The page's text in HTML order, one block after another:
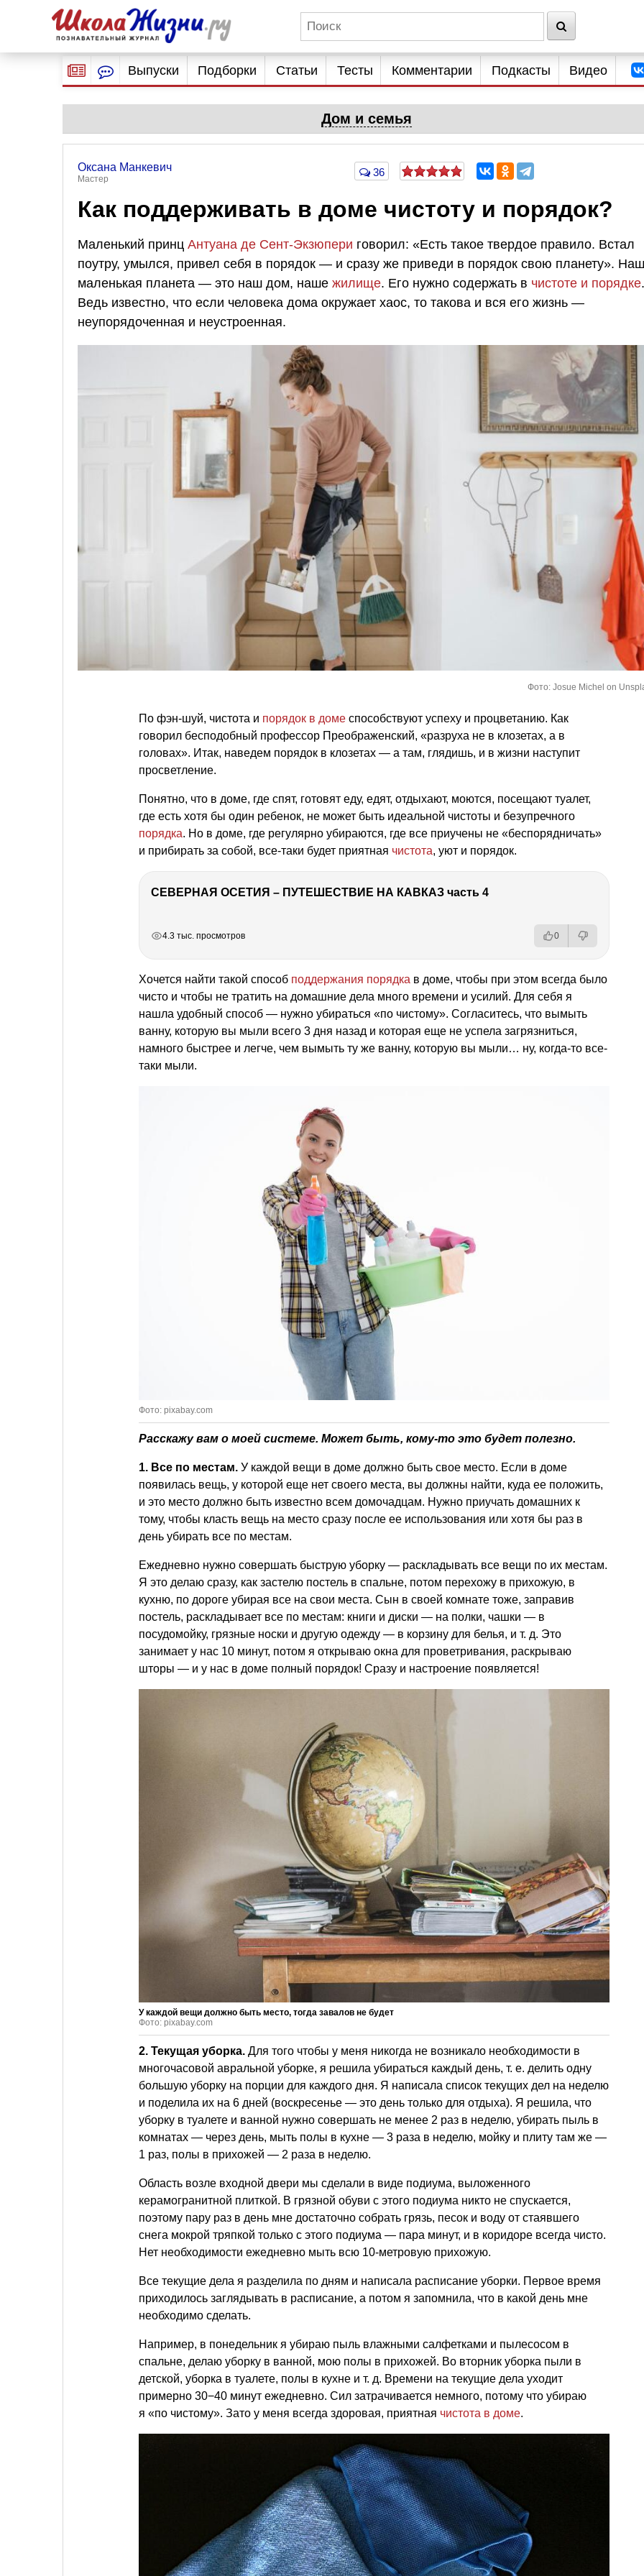
Выпуски Подборки Статьи Тесты Комментарии Подкасты Видео
Дом и семья
Оксана Манкевич
Мастер
36
Как поддерживать в доме чистоту и порядок?
Маленький принц Антуана де Сент-Экзюпери говорил: «Есть такое твердое правило. Встал
поутру, умылся, привел себя в порядок — и сразу же приведи в порядок свою планету».
маленькая планета — это наш дом, наше жилище. Его нужно содержать в чистоте и порядке.
Ведь известно, что если человека дома окружает хаос, то такова и вся его жизнь —
неупорядоченная и неустроенная.
Фото: Josue Michel on
По фэн-шуй, чистота и порядок в доме способствуют успеху и процветанию. Как
говорил бесподобный профессор Преображенский, «разруха не в клозетах, а в
головах». Итак, наведем порядок в клозетах — а там, глядишь, и в жизни наступит
просветление.
Понятно, что в доме, где спят, готовят еду, едят, отдыхают, моются, посещают туалет,
где есть хотя бы один ребенок, не может быть идеальной чистоты и безупречного
порядка. Но в доме, где регулярно убираются, где все приучены не «беспорядничать»
и прибирать за собой, все-таки будет приятная чистота, уют и порядок.
СЕВЕРНАЯ ОСЕТИЯ – ПУТЕШЕСТВИЕ НА КАВКАЗ часть 4
4.3 тыс. просмотров 0
Хочется найти такой способ поддержания порядка в доме, чтобы при этом всегда было
чисто и чтобы не тратить на домашние дела много времени и усилий. Для себя я
нашла удобный способ — нужно убираться «по чистому». Согласитесь, что вымыть
ванну, которую вы мыли всего 3 дня назад и которая еще не успела загрязниться,
намного быстрее и легче, чем вымыть ту же ванну, которую вы мыли… ну, когда-то все-
таки мыли.
Фото: pixabay.com
Расскажу вам о моей системе. Может быть, кому-то это будет полезно.
1. Все по местам. У каждой вещи в доме должно быть свое место. Если в доме
появилась вещь, у которой еще нет своего места, вы должны найти, куда ее положить,
и это место должно быть известно всем домочадцам. Нужно приучать домашних к
тому, чтобы класть вещь на место сразу после ее использования или хотя бы раз в
день убирать все по местам.
Ежедневно нужно совершать быструю уборку — раскладывать все вещи по их местам.
Я это делаю сразу, как застелю постель в спальне, потом перехожу в прихожую, в
кухню, по дороге убирая все на свои места. Сын в своей комнате тоже, заправив
постель, раскладывает все по местам: книги и диски — на полки, чашки — в
посудомойку, грязные носки и другую одежду — в корзину для белья, и т. д. Это
занимает у нас 10 минут, потом я открываю окна для проветривания, раскрываю
шторы — и у нас в доме полный порядок! Сразу и настроение появляется!
У каждой вещи должно быть место, тогда завалов не будет
Фото: pixabay.com
2. Текущая уборка. Для того чтобы у меня никогда не возникало необходимости в
многочасовой авральной уборке, я решила убираться каждый день, т. е. делить одну
большую уборку на порции для каждого дня. Я написала список текущих дел на неделю
и поделила их на 6 дней (воскресенье — это день только для отдыха). Я решила, что
уборку в туалете и ванной нужно совершать не менее 2 раз в неделю, убирать пыль в
комнатах — через день, мыть полы в кухне — 3 раза в неделю, мойку и плиту там же —
1 раз, полы в прихожей — 2 раза в неделю.
Область возле входной двери мы сделали в виде подиума, выложенного
керамогранитной плиткой. В грязной обуви с этого подиума никто не спускается,
поэтому пару раз в день мне достаточно собрать грязь, песок и воду от стаявшего
снега мокрой тряпкой только с этого подиума — пара минут, и в коридоре всегда чисто.
Нет необходимости ежедневно мыть всю 10-метровую прихожую.
Все текущие дела я разделила по дням и написала расписание уборки. Первое время
приходилось заглядывать в расписание, а потом я запомнила, что в какой день мне
необходимо сделать.
Например, в понедельник я убираю пыль влажными салфетками и пылесосом в
спальне, делаю уборку в ванной, мою полы в прихожей. Во вторник уборка пыли в
детской, уборка в туалете, полы в кухне и т. д. Времени на текущие дела уходит
примерно 30−40 минут ежедневно. Сил затрачивается немного, потому что убираю
я «по чистому». Зато у меня всегда здоровая, приятная чистота в доме.